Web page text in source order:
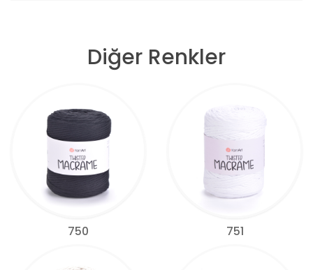
Diğer Renkler
750 751